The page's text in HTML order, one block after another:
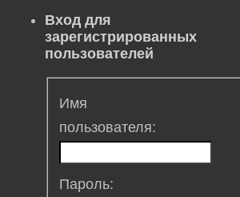
Вход для
зарегистрированных
пользователей
Имя
пользователя:
Пароль: